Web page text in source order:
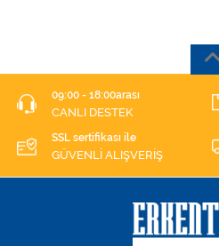
09:00 - 18:00arası
CANLI DESTEK
SSL sertifikası ile
GÜVENLİ ALIŞVERİŞ